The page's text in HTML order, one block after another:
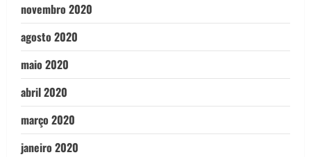
novembro 2020
agosto 2020
maio 2020
abril 2020
março 2020
janeiro 2020